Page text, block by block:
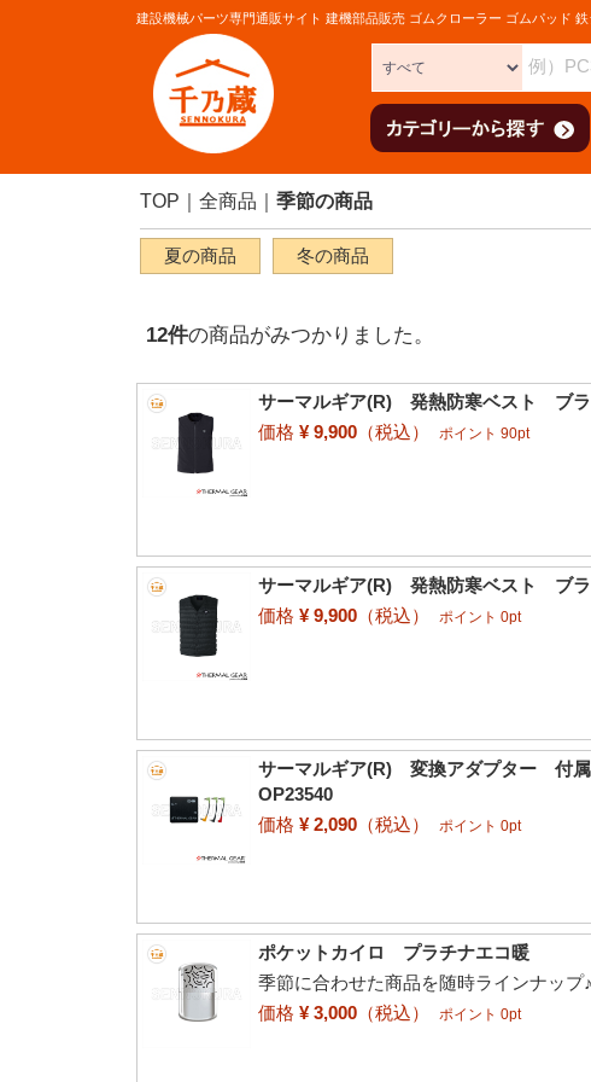
建設機械パーツ専門通販サイト 建機部品販売 ゴムクローラー ゴムパッド
TOP 全商品 季節の商品
夏の商品 冬の商品
12件の商品がみつかりました。
サーマルギア(R) 発熱防寒ベスト ブ
価格 ¥ 9,900 （税込） ポイント 90pt
サーマルギア(R) 発熱防寒ベスト ブ
価格 ¥ 9,900 （税込） ポイント 0pt
サーマルギア(R) 変換アダプター 付
OP23540
価格 ¥ 2,090 （税込） ポイント 0pt
ポケットカイロ プラチナエコ暖
季節に合わせた商品を随時ラインナップ♪
価格 ¥ 3,000 （税込） ポイント 0pt